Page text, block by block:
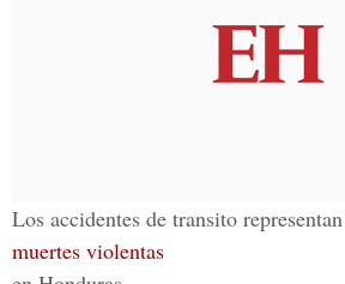
Los accidentes de transito
muertes violentas